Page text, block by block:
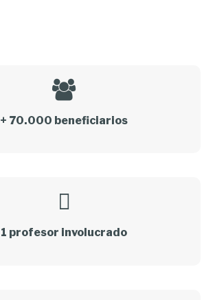
+ 70.000 beneficiarios
1 profesor involucrado